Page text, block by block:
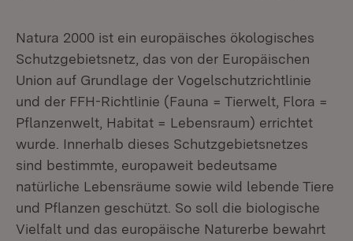
Natura 2000 ist ein europäisches ökologisches
Schutzgebietsnetz, das von der Europäischen
Union auf Grundlage der Vogelschutzrichtlinie
und der FFH-Richtlinie (Fauna = Tierwelt, Flora =
Pflanzenwelt, Habitat = Lebensraum) errichtet
wurde. Innerhalb dieses Schutzgebietsnetzes
sind bestimmte, europaweit bedeutsame
natürliche Lebensräume sowie wild lebende Tiere
und Pflanzen geschützt. So soll die biologische
Vielfalt und das europäische Naturerbe bewahrt